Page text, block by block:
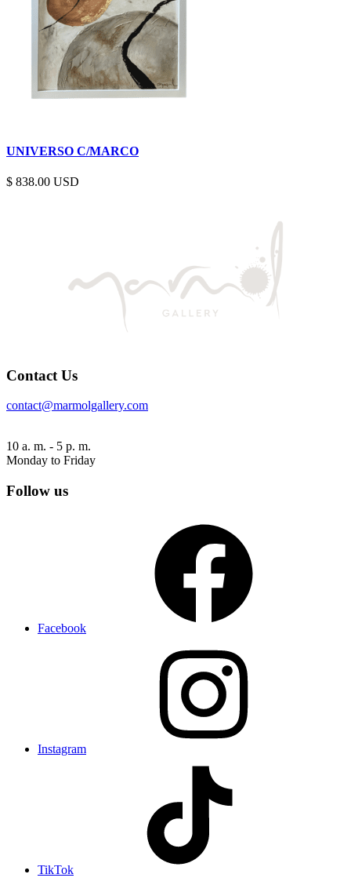
UNIVERSO C/MARCO
$ 838.00
Contact Us
contact@marmolgallery.com
10 a. m. - 5 p. m.
Monday to Friday
Follow us
Facebook
Instagram
TikTok